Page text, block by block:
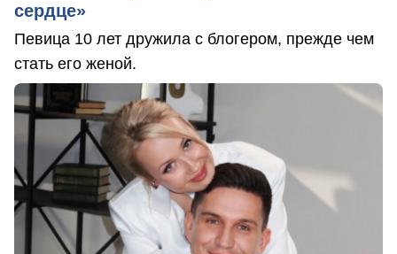
сердце»
Певица 10 лет дружила с блогером, прежде чем
стать его женой.